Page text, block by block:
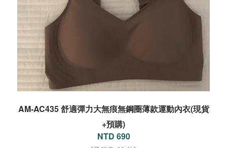
AM-AC435 舒適彈力大無痕無鋼圈薄款運動內衣(現貨
+預購)
NTD 690